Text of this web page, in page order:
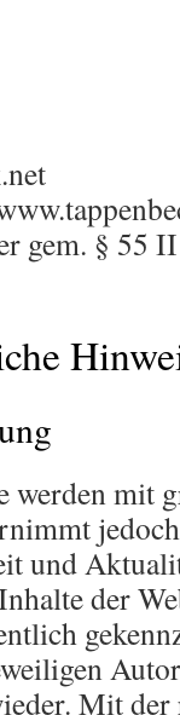
gem. § 55 II
werden mit
und
der
Mit